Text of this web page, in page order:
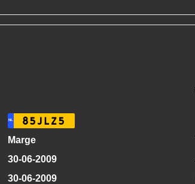
NL 85JLZ5
Marge
30-06-2009
30-06-2009